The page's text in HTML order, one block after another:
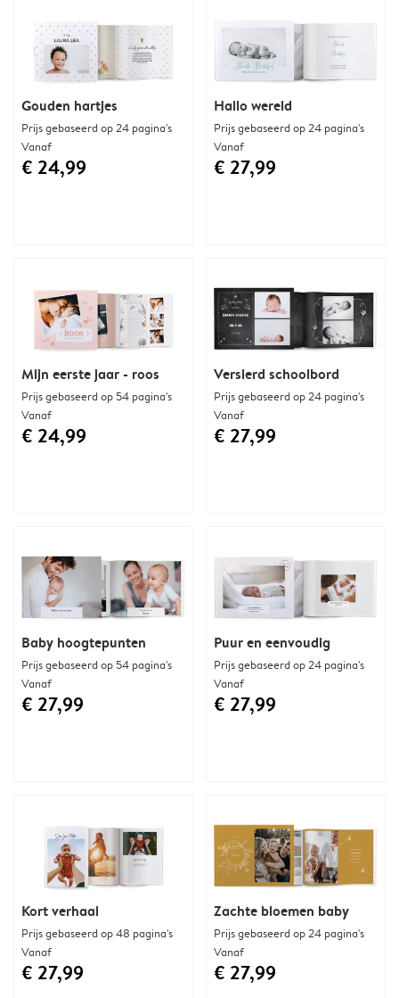
Kort verhaal
Prijs gebaseerd op 48 pagina's
Vanaf
€ 27,99
Mijn eerste jaar - roos
Prijs gebaseerd op 54 pagina's
Vanaf
€ 24,99
Baby hoogtepunten
Prijs gebaseerd op 54 pagina's
Vanaf
€ 27,99
Versierd schoolbord
Prijs gebaseerd op 24 pagina's
Vanaf
€ 27,99
Puur en eenvoudig
Prijs gebaseerd op 24 pagina's
Vanaf
€ 27,99
Zachte bloemen baby
Prijs gebaseerd op 24 pagina's
Vanaf
€ 27,99
Hallo wereld
Prijs gebaseerd op 24 pagina's
Vanaf
€ 27,99
Gouden hartjes
Prijs gebaseerd op 24 pagina's
Vanaf
€ 24,99